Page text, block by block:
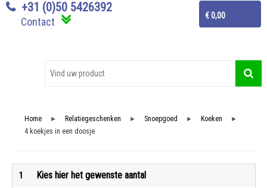
€ 0,00
+31 (0)50 5426392
Contact
Home ► Relatiegeschenken ► Snoepgoed ► Koeken ►
4 koekjes in een doosje
1 Kies hier het gewenste aantal